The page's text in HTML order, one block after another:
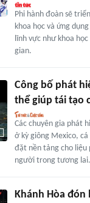
Phi hành đoàn sẽ
khoa học và ứng
lĩnh vực như khoa
gian.
Công bố phát
thể giúp tái tạo
Các chuyên gia phát
ở kỳ giông Mexico,
đặt nền tảng cho liệu
người trong tương lai.
Khánh Hòa